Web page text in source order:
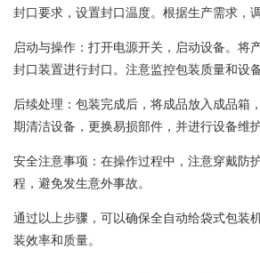
封口要求，设置封口温度。根据生产需求，
启动与操作：打开电源开关，启动设备。将
封口装置进行封口。注意监控包装质量和设
后续处理：包装完成后，将成品放入成品箱
期清洁设备，更换易损部件，并进行设备维护
安全注意事项：在操作过程中，注意穿戴防
程，避免发生意外事故。
通过以上步骤，可以确保全自动给袋式包装
装效率和质量。